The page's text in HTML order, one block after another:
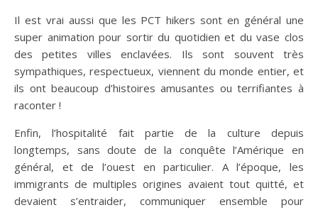
Il est vrai aussi que les PCT hikers sont en général une
super animation pour sortir du quotidien et du vase clos
des petites villes enclavées. Ils sont souvent très
sympathiques, respectueux, viennent du monde entier, et
ils ont beaucoup d’histoires amusantes ou terrifiantes à
raconter !
Enfin, l’hospitalité fait partie de la culture depuis
longtemps, sans doute de la conquête l’Amérique en
général, et de l’ouest en particulier. A l’époque, les
immigrants de multiples origines avaient tout quitté, et
devaient s’entraider, communiquer ensemble pour